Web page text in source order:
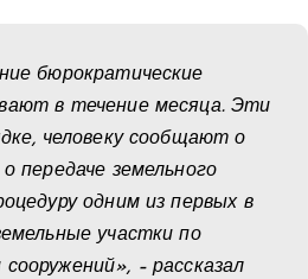
бюрократические
в течение месяца. Эти
человеку сообщают о
передаче земельного
одним из первых в
участки по
– рассказал